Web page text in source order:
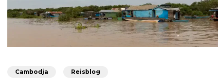
Cambodja Reisblog